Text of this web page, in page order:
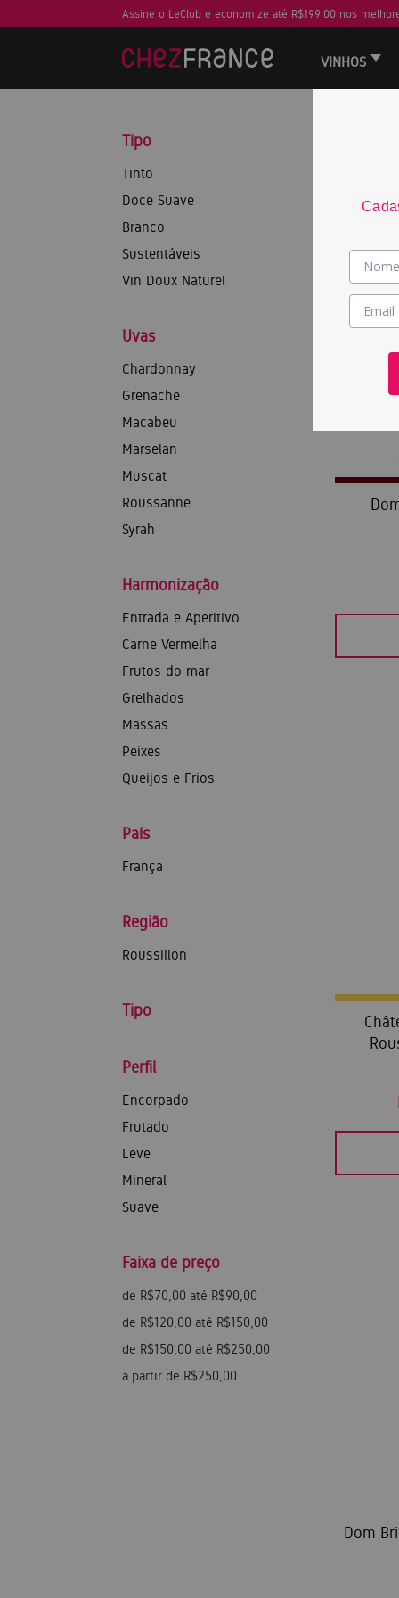
Assine o LeClub e economize até R$199,00 nos
VINHOS
Tipo
Tinto
Doce Suave
Branco
Sustentáveis
Vin Doux Naturel
Uvas
Chardonnay
Grenache
Macabeu
Marselan
Muscat
Roussanne
Syrah
Harmonização
Entrada e Aperitivo
Carne Vermelha
Frutos do mar
Grelhados
Massas
Peixes
Queijos e Frios
País
França
Região
Roussillon
Tipo
Perfil
Encorpado
Frutado
Leve
Mineral
Suave
Faixa de preço
de R$70,00 até R$90,00
de R$120,00 até R$150,00
de R$150,00 até R$250,00
a partir de R$250,00
Dom